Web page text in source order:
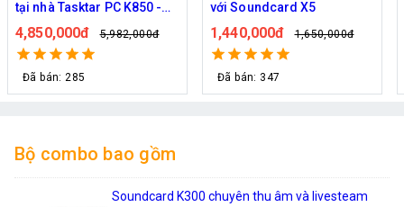
tại nhà Tasktar PC K850 -
Upod Pro - Tặng tai nghe
4,850,000đ 5,982,000đ
Đã bán: 285
với Soundcard X5
1,440,000đ 1,650,000đ
Đã bán: 347
Bộ combo bao gồm
Soundcard K300 chuyên thu âm và livesteam